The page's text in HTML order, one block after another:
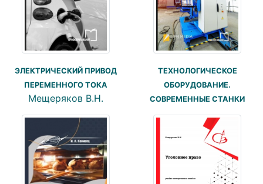
ЭЛЕКТРИЧЕСКИЙ ПРИВОД
ПЕРЕМЕННОГО ТОКА
Мещеряков В.Н.
ТЕХНОЛОГИЧЕСКОЕ
ОБОРУДОВАНИЕ.
СОВРЕМЕННЫЕ СТАНКИ